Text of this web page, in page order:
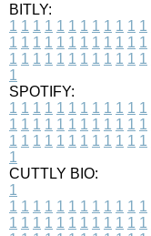
BITLY:
1 1 1 1 1 1 1 1 1 1 1 1
1 1 1 1 1 1 1 1 1 1 1 1
1 1 1 1 1 1 1 1 1 1 1 1
1
SPOTIFY:
1 1 1 1 1 1 1 1 1 1 1 1
1 1 1 1 1 1 1 1 1 1 1 1
1 1 1 1 1 1 1 1 1 1 1 1
1
CUTTLY BIO:
1
1 1 1 1 1 1 1 1 1 1 1 1
1 1 1 1 1 1 1 1 1 1 1 1